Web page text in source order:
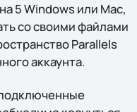
5 Windows или Mac,
со своими файлами
Parallels
аккаунта.